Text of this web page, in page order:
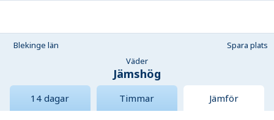
Blekinge län
Spara plats
Väder
Jämshög
14 dagar Timmar Jämför